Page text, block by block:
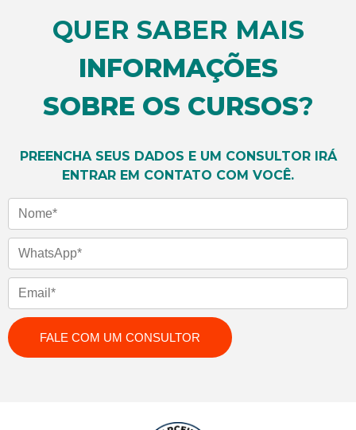
QUER SABER MAIS
INFORMAÇÕES
SOBRE OS CURSOS?
PREENCHA SEUS DADOS E UM CONSULTOR IRÁ
ENTRAR EM CONTATO COM VOCÊ.
Nome
WhatsApp
Email
FALE COM UM CONSULTOR